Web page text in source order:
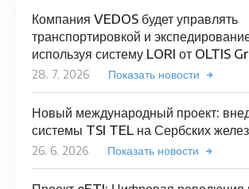
Компания VEDOS будет управлять
транспортировкой и
используя систему LORI от OLTIS
28. 7. 2026 Показать новости
Новый международный проект:
системы TSI TEL на Сербских
26. 6. 2026 Показать новости